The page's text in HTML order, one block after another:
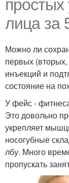
лица за
Можно ли
первых (вторых,
инъекций и
состояние на
У фейс -
Это довольно
укрепляет
носогубные
лбу. Много
пропускать